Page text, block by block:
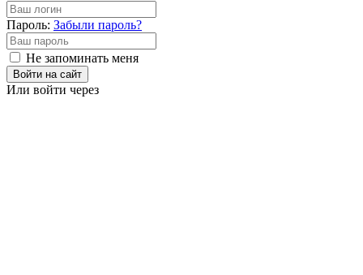
Пароль: Забыли пароль?
Не запоминать меня
Войти на сайт
Или войти через